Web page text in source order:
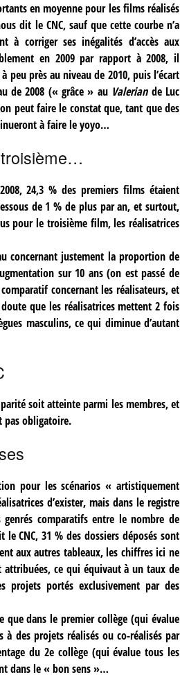
en moyenne pour les films réalisés
dit le CNC, sauf que cette courbe n’a
à corriger ses inégalités d’accès aux
en 2009 par rapport à 2008, il
peu près au niveau de 2010, puis l’écart
de 2008 (« grâce » au Valerian de Luc
peut faire le constat que, tant que des
à faire le yoyo…
24,3 % des premiers films étaient
de 1 % de plus par an, et surtout,
pour le troisième film, les réalisatrices
concernant justement la proportion de
sur 10 ans (on est passé de
concernant les réalisateurs, et
que les réalisatrices mettent 2 fois
masculins, ce qui diminue d’autant
soit atteinte parmi les membres, et
pas obligatoire.
pour les scénarios « artistiquement
d’exister, mais dans le registre
comparatifs entre le nombre de
CNC, 31 % des dossiers déposés sont
aux autres tableaux, les chiffres ici ne
ce qui équivaut à un taux de
portés exclusivement par des
que dans le premier collège (qui évalue
des projets réalisés ou co-réalisés par
du 2e collège (qui évalue tous les
dans le « bon sens »…